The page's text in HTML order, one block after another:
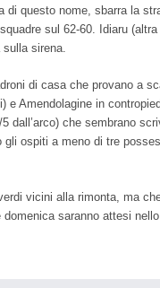
questo nome, sbarra la
sul 62-60. Idiaru
sirena.
di casa che provano a
Amendolagine in
dall’arco) che sembrano
ospiti a meno di tre
vicini alla rimonta, ma
saranno attesi